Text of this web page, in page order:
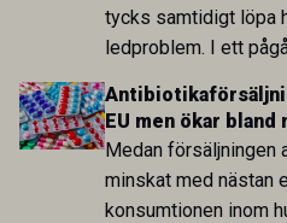
tycks samtidigt löpa
ledproblem. I ett
SLU undersöks nu
om ökad aktivitet
djuren inför livet
EU men ökar bland
Medan försäljningen
minskat med nästan
konsumtionen inom